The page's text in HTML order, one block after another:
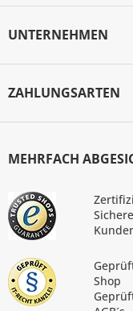
UNTERNEHMEN
ZAHLUNGSARTEN
MEHRFACH
Shop